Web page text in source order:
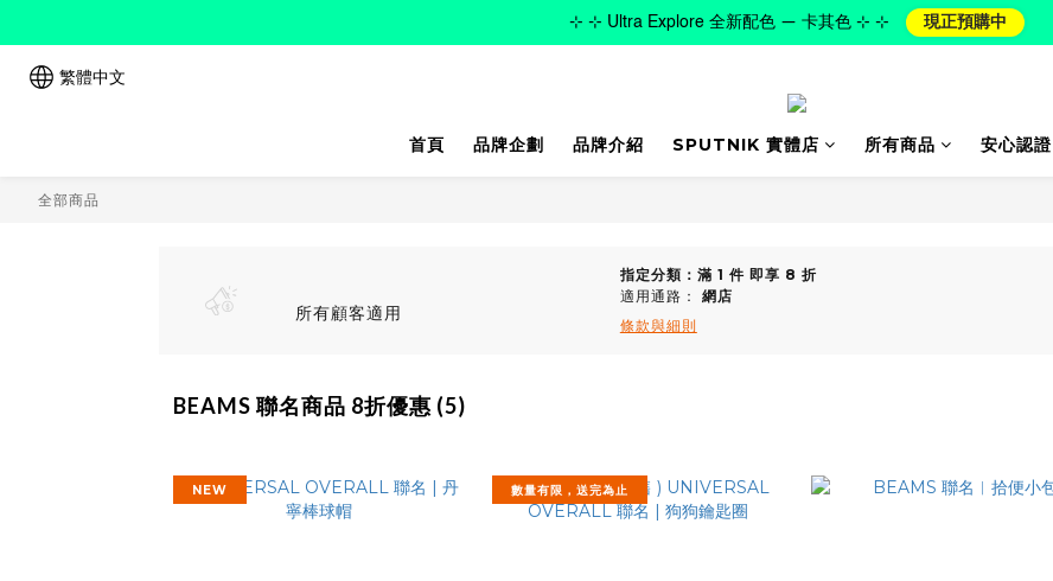
繁體中文
首頁 品牌企劃 品牌介紹 SPUTNIK 實體店 所有商品 安心認證
全部商品
所有顧客適用
指定分類：滿 1 件 即享 8 折
適用通路： 網店
條款與細則
BEAMS 聯名商品 8折優惠 (5)
NEW 數量有限，送完為止
⊹ ⊹ Ultra Explore 全新配色 — 卡其色 ⊹ ⊹ 現正預購中